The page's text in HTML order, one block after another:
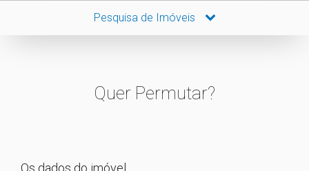
Pesquisa de Imóveis
Quer Permutar?
Os dados do imóvel